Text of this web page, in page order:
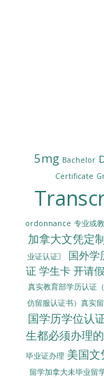
5mg Bachelor
Certificate
ordonnance 专业或
加拿大文凭定
业证认证〗
国外学
证 学生卡 开请
真实教育部学历认证
仿留服认证书）真实
国学历学位认
生都必须办理的
毕业证办理 美国文
留学加拿大未毕业留